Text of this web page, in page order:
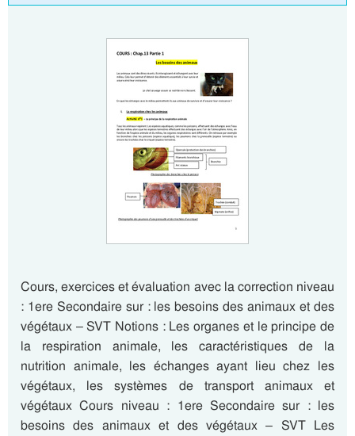
Cours, exercices et évaluation avec la correction niveau
: 1ere Secondaire sur : les besoins des animaux et des
végétaux – SVT Notions : Les organes et le principe de
la respiration animale, les caractéristiques de la
nutrition animale, les échanges ayant lieu chez les
végétaux, les systèmes de transport animaux et
végétaux Cours niveau : 1ere Secondaire sur : les
besoins des animaux et des végétaux – SVT Les